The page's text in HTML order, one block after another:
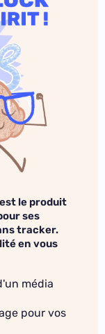
le produit
ses
tracker.
en vous
média
pour vos